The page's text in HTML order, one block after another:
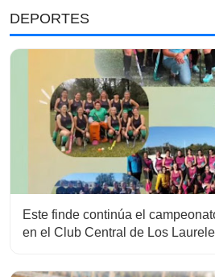
DEPORTES
Este finde continúa el
en el Club Central de Los